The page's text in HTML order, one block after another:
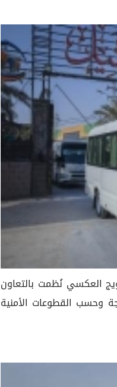
العكسي نُظمت بالتعاون
وحسب القطوعات الأمنية